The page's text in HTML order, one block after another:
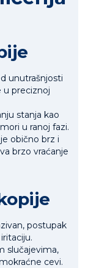
unutrašnjosti
u preciznoj
stanja kao
u ranoj fazi.
obično brz i
brzo vraćanje
postupak
slučajevima,
cevi.